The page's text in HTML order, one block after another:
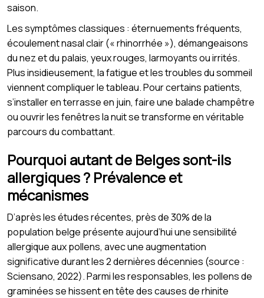
saison.
Les symptômes classiques : éternuements fréquents,
écoulement nasal clair (« rhinorrhée »), démangeaisons
du nez et du palais, yeux rouges, larmoyants ou irrités.
Plus insidieusement, la fatigue et les troubles du sommeil
viennent compliquer le tableau. Pour certains patients,
s’installer en terrasse en juin, faire une balade champêtre
ou ouvrir les fenêtres la nuit se transforme en véritable
parcours du combattant.
Pourquoi autant de Belges sont-ils
allergiques ? Prévalence et
mécanismes
D’après les études récentes, près de 30% de la
population belge présente aujourd’hui une sensibilité
allergique aux pollens, avec une augmentation
significative durant les 2 dernières décennies (source :
Sciensano, 2022). Parmi les responsables, les pollens de
graminées se hissent en tête des causes de rhinite